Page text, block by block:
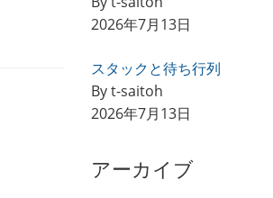
2026年7月13日
スタックと待ち行列
By t-saitoh
2026年7月13日
アーカイブ